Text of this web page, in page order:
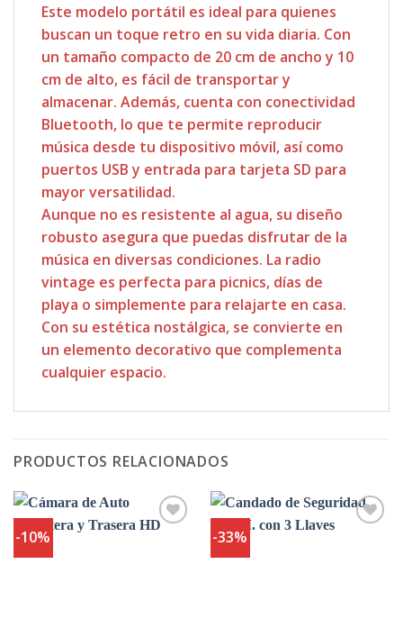
Este modelo portátil es ideal para quienes
buscan un toque retro en su vida diaria. Con
un tamaño compacto de 20 cm de ancho y 10
cm de alto, es fácil de transportar y
almacenar. Además, cuenta con conectividad
Bluetooth, lo que te permite reproducir
música desde tu dispositivo móvil, así como
puertos USB y entrada para tarjeta SD para
mayor versatilidad.
Aunque no es resistente al agua, su diseño
robusto asegura que puedas disfrutar de la
música en diversas condiciones. La radio
vintage es perfecta para picnics, días de
playa o simplemente para relajarte en casa.
Con su estética nostálgica, se convierte en
un elemento decorativo que complementa
cualquier espacio.
PRODUCTOS RELACIONADOS
-10% -33%